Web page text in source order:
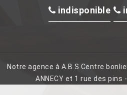
indisponible
Notre agence à A.B.S Centre
ANNECY et 1 rue des pins -